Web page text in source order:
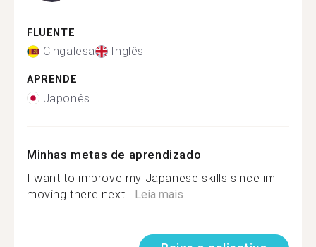
FLUENTE
Cingalesa Inglês
APRENDE
Japonês
Minhas metas de aprendizado
I want to improve my Japanese skills since im
moving there next... Leia mais